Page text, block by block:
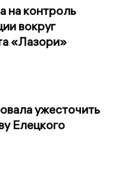
на контроль
вокруг
«Лазори»
ужесточить
Елецкого